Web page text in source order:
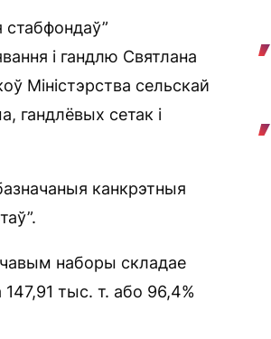
стабфондаў”
і гандлю Святлана
Міністэрства сельскай
гандлёвых сетак і
канкрэтныя
наборы складае
тыс. т. або 96,4%